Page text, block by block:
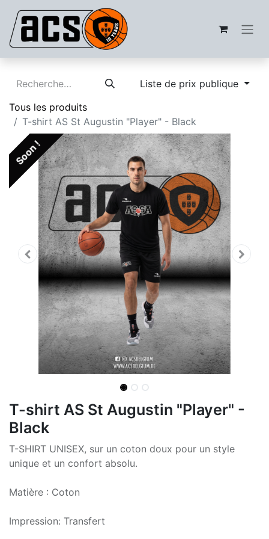
Liste de prix publique
Tous les produits
T-shirt AS St Augustin "Player" - Black
Soon !
T-shirt AS St Augustin "Player" -
Black
T-SHIRT UNISEX, sur un coton doux pour un style
unique et un confort absolu.
Matière : Coton
Impression: Transfert